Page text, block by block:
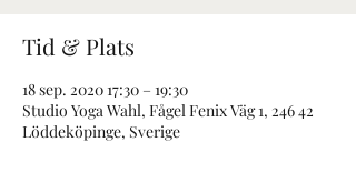
Tid & Plats
18 sep. 2020 17:30 – 19:30
Studio Yoga Wahl, Fågel Fenix Väg 1, 246 42
Löddeköpinge, Sverige